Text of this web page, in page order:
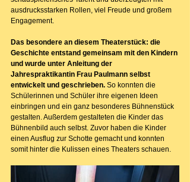
ausdrucksstarken Rollen, viel Freude und großem
Engagement.
Das besondere an diesem Theaterstück: die
Geschichte entstand gemeinsam mit den Kindern
und wurde unter Anleitung der
Jahrespraktikantin Frau Paulmann selbst
entwickelt und geschrieben. So konnten die
Schülerinnen und Schüler ihre eigenen Ideen
einbringen und ein ganz besonderes Bühnenstück
gestalten. Außerdem gestalteten die Kinder das
Bühnenbild auch selbst. Zuvor haben die Kinder
einen Ausflug zur Schotte gemacht und konnten
somit hinter die Kulissen eines Theaters schauen.